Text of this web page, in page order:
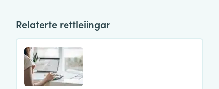
Relaterte rettleiingar